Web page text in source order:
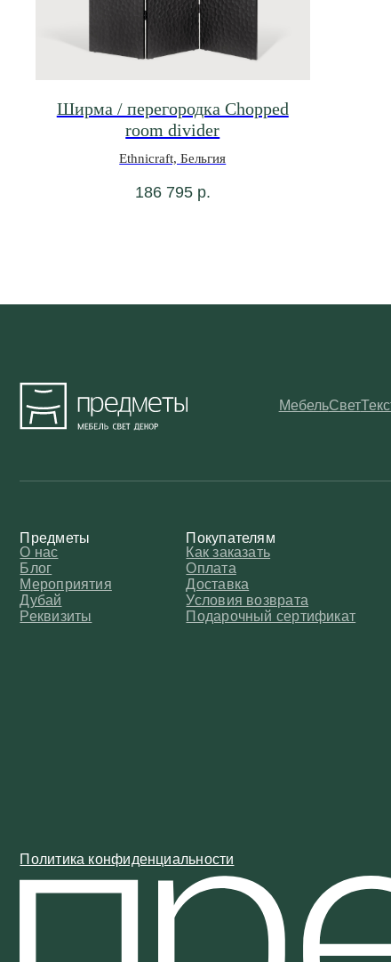
Ширма / перегородка Chopped
room divider
Ethnicraft, Бельгия
186 795 р.
Политика конфиденциальности
Дубай
Реквизиты
Подарочный сертификат